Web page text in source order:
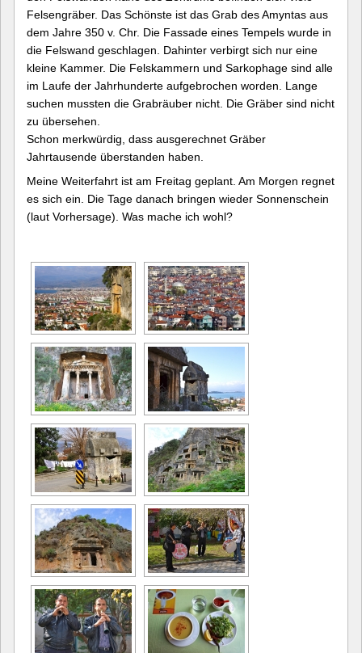
Felsengräber. Das Schönste ist das Grab des Amyntas aus
dem Jahre 350 v. Chr. Die Fassade eines Tempels wurde in
die Felswand geschlagen. Dahinter verbirgt sich nur eine
kleine Kammer. Die Felskammern und Sarkophage sind alle
im Laufe der Jahrhunderte aufgebrochen worden. Lange
suchen mussten die Grabräuber nicht. Die Gräber sind nicht
zu übersehen.
Schon merkwürdig, dass ausgerechnet Gräber
Jahrtausende überstanden haben.
Meine Weiterfahrt ist am Freitag geplant. Am Morgen regnet
es sich ein. Die Tage danach bringen wieder Sonnenschein
(laut Vorhersage). Was mache ich wohl?